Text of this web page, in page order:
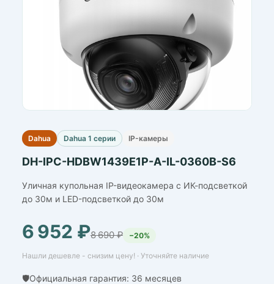
Dahua Dahua 1 серии IP-камеры
DH-IPC-HDBW1439E1P-A-IL-0360B-S6
Уличная купольная IP-видеокамера с ИК-подсветкой
до 30м и LED-подсветкой до 30м
6 952 ₽8 690 ₽ −20%
Нашли дешевле - снизим цену! · Уточняйте наличие
🛡️Официальная гарантия: 36 месяцев